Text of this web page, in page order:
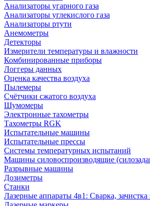
Анализаторы угарного газа
Анализаторы углекислого газа
Анализаторы ртути
Анемометры
Детекторы
Измерители температуры и влажности
Комбинированные приборы
Логгеры данных
Оценка качества воздуха
Пылемеры
Счётчики сжатого воздуха
Шумомеры
Электронные тахометры
Тахометры RGK
Испытательные машины
Испытательные прессы
Системы температурных испытаний
Машины силовоспроизводящие
Разрывные машины
Дозиметры
Станки
Лазерные аппараты 4в1: Сварка, зачистка